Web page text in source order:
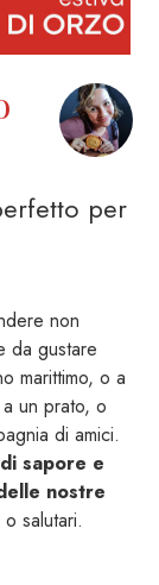
per
non
da gustare
marittimo, o a
un prato, o
di amici.
sapore e
nostre
salutari.